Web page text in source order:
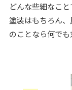
どんな些細なこと
塗装はもちろん
のことなら何でも